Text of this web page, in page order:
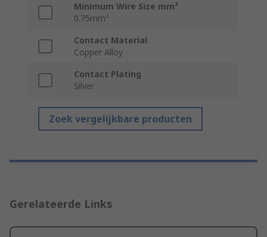
Minimum Wire Size mm²
0.75mm²
Contact Material
Copper Alloy
Contact Plating
Silver
Zoek vergelijkbare producten
Gerelateerde Links